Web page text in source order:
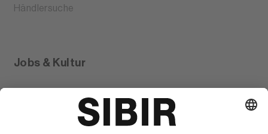
Händlersuche
Jobs & Kultur